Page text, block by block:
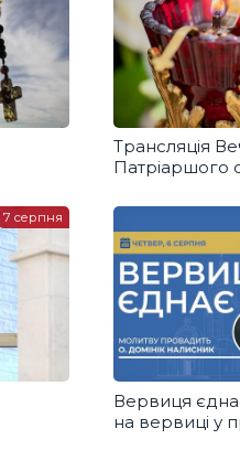
Трансляція
Патріаршого
7 серпня
Вервиця
на вервиці у